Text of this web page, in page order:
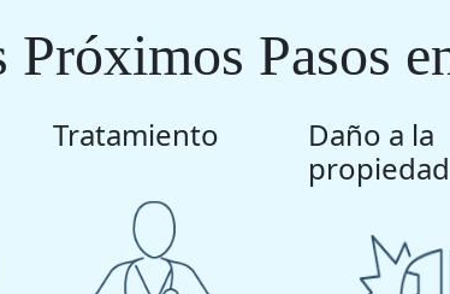
Próximos Pasos
Tratamiento
Daño a la
propiedad